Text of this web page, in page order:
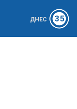
ДНЕС 35